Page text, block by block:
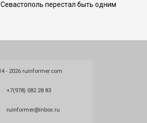
Севастополь перестал быть одним
- 2026 ruinformer.com
+7(978) 082 28 83
ruinformer@inbox.ru